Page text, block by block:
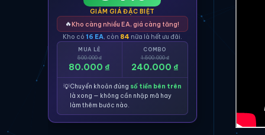
GIẢM GIÁ ĐẶC BIỆT
🔥Kho càng nhiều EA, giá càng tăng!
Kho có 16 EA, còn 84 nữa là hết ưu đãi.
MUA LẺ
500.000 ₫
80.000 ₫
COMBO
1.500.000 ₫
240.000 ₫
💡Chuyển khoản đúng số tiền bên trên
là xong — không cần nhập mã hay
làm thêm bước nào.